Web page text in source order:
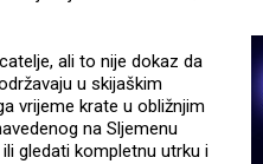
ali to nije dokaz da
u skijaškim
vrijeme krate u obližnjim
na Sljemenu
gledati kompletnu utrku i